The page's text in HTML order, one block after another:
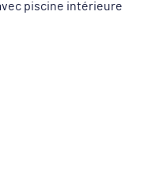
piscine intérieure